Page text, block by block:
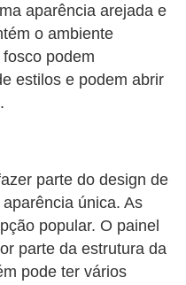
aparência arejada e
o ambiente
podem
estilos e podem abrir
parte do design de
única. As
popular. O painel
parte da estrutura da
pode ter vários